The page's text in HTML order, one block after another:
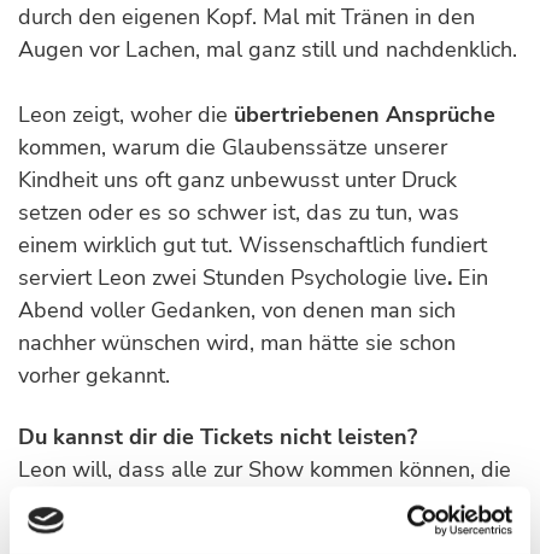
durch den eigenen Kopf. Mal mit Tränen in den
Augen vor Lachen, mal ganz still und nachdenklich.
Leon zeigt, woher die übertriebenen Ansprüche
kommen, warum die Glaubenssätze unserer
Kindheit uns oft ganz unbewusst unter Druck
setzen oder es so schwer ist, das zu tun, was
einem wirklich gut tut. Wissenschaftlich fundiert
serviert Leon zwei Stunden Psychologie live. Ein
Abend voller Gedanken, von denen man sich
nachher wünschen wird, man hätte sie schon
vorher gekannt.
Du kannst dir die Tickets nicht leisten?
Leon will, dass alle zur Show kommen können, die
wollen. Maile an post@leonwindscheid.de, Betreff
SOCIAL TICKETS. Wir haben in jeder Stadt ein